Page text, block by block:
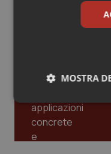
Umbria
Valle D’Aosta
Neuroscienze
Oftalmologia
AI e
uso
MOSTRA
Necessari